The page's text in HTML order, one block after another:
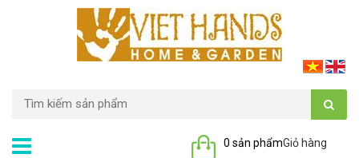
Giỏ hàng
0 sản phẩm